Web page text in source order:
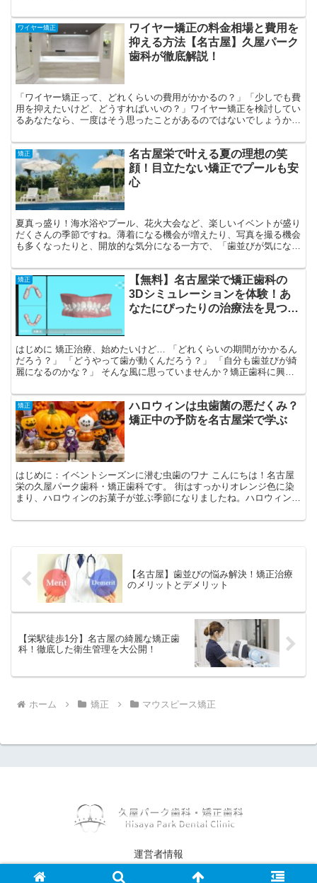
ワイヤー矯正
ワイヤー矯正の料金相場と費用を
抑える方法【名古屋】久屋パーク
歯科が徹底解説！
「ワイヤー矯正って、どれくらいの費用がかかるの？」「少しでも費
用を抑えたいけど、どうすればいいの？」ワイヤー矯正を検討してい
るあなたなら、一度はそう思ったことがあるのではないでしょうか。
矯正
名古屋栄で叶える夏の理想の笑
顔！目立たない矯正でプールも安
心
夏真っ盛り！海水浴やプール、花火大会など、楽しいイベントが盛り
だくさんの季節ですね。薄着になる機会が増えたり、写真を撮る機会
も多くなったりと、開放的な気分になる一方で、「歯並びが気にな
矯正
【無料】名古屋栄で矯正歯科の
3Dシミュレーションを体験！あ
なたにぴったりの治療法を見つけ
はじめに 矯正治療、始めたいけど… 「どれくらいの期間がかかるん
だろう？」 「どうやって歯が動くんだろう？」 「自分も歯並びが綺
麗になるのかな？」 そんな風に思っていませんか？矯正歯科に興味
矯正
ハロウィンは虫歯菌の悪だくみ？
矯正中の予防を名古屋栄で学ぶ
はじめに：イベントシーズンに潜む虫歯のワナ こんにちは！名古屋
栄の久屋パーク歯科・矯正歯科です。 街はすっかりオレンジ色に染
まり、ハロウィンのお菓子が並ぶ季節になりましたね。ハロウィンが
【名古屋】歯並びの悩み解決！矯正治療
のメリットとデメリット
【栄駅徒歩1分】名古屋の綺麗な矯正歯
科！徹底した衛生管理を大公開！
ホーム 矯正 マウスピース矯正
運営者情報
© 2024 TOPICS.